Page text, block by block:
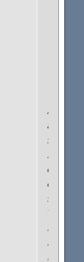
А
где
Я
вот
охочусь
за
Rock`n
Dreams.
Просто